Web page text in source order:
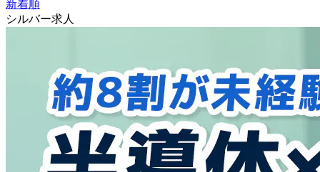
新着順
シルバー求人